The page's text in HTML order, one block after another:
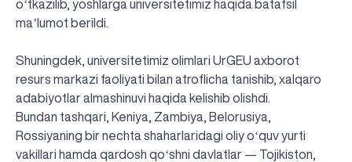
oʻtkazilib, yoshlarga universitetimiz haqida batafsil
maʼlumot berildi.
Shuningdek, universitetimiz olimlari UrGEU axborot
resurs markazi faoliyati bilan atroflicha tanishib, xalqaro
adabiyotlar almashinuvi haqida kelishib olishdi.
Bundan tashqari, Keniya, Zambiya, Belorusiya,
Rossiyaning bir nechta shaharlaridagi oliy oʻquv yurti
vakillari hamda qardosh qoʻshni davlatlar — Tojikiston,